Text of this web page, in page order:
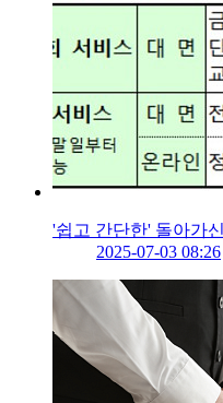
'쉽고 간단한' 돌아가
2025-07-03 08:26